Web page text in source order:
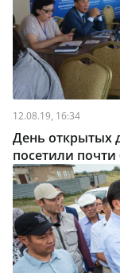
12.08.19, 16:34
День открытых
посетили